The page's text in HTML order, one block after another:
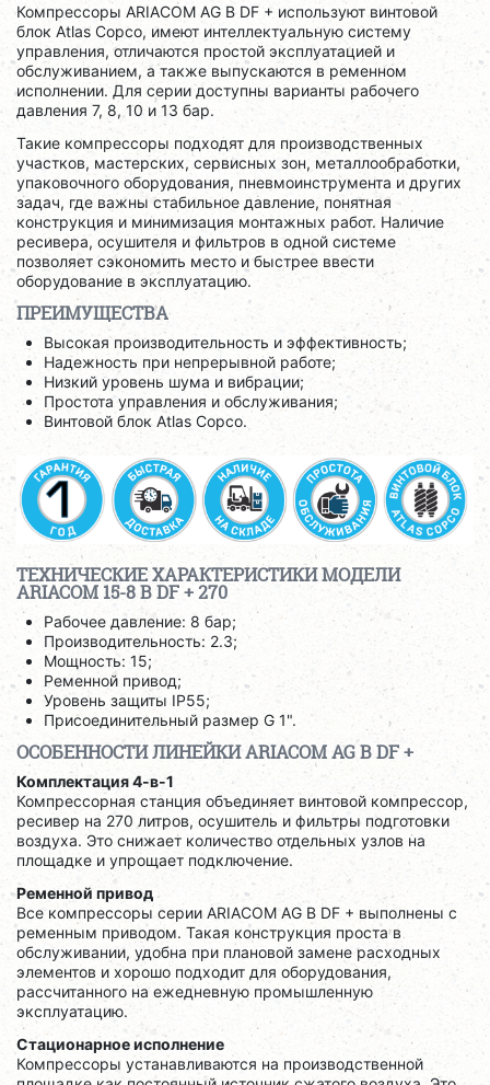
Компрессоры ARIACOM AG B DF + используют винтовой
блок Atlas Copco, имеют интеллектуальную систему
управления, отличаются простой эксплуатацией и
обслуживанием, а также выпускаются в ременном
исполнении. Для серии доступны варианты рабочего
давления 7, 8, 10 и 13 бар.
Такие компрессоры подходят для производственных
участков, мастерских, сервисных зон, металлообработки,
упаковочного оборудования, пневмоинструмента и других
задач, где важны стабильное давление, понятная
конструкция и минимизация монтажных работ. Наличие
ресивера, осушителя и фильтров в одной системе
позволяет сэкономить место и быстрее ввести
оборудование в эксплуатацию.
ПРЕИМУЩЕСТВА
Высокая производительность и эффективность;
Надежность при непрерывной работе;
Низкий уровень шума и вибрации;
Простота управления и обслуживания;
Винтовой блок Atlas Copco.
ТЕХНИЧЕСКИЕ ХАРАКТЕРИСТИКИ МОДЕЛИ
ARIACOM 15-8 B DF + 270
Рабочее давление: 8 бар;
Производительность: 2.3;
Мощность: 15;
Ременной привод;
Уровень защиты IP55;
Присоединительный размер G 1".
ОСОБЕННОСТИ ЛИНЕЙКИ ARIACOM AG B DF +
Комплектация 4-в-1
Компрессорная станция объединяет винтовой компрессор,
ресивер на 270 литров, осушитель и фильтры подготовки
воздуха. Это снижает количество отдельных узлов на
площадке и упрощает подключение.
Ременной привод
Все компрессоры серии ARIACOM AG B DF + выполнены с
ременным приводом. Такая конструкция проста в
обслуживании, удобна при плановой замене расходных
элементов и хорошо подходит для оборудования,
рассчитанного на ежедневную промышленную
эксплуатацию.
Стационарное исполнение
Компрессоры устанавливаются на производственной